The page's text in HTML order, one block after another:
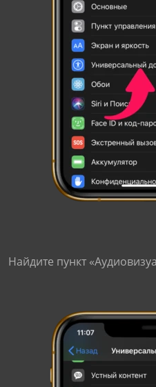
Найдите пункт